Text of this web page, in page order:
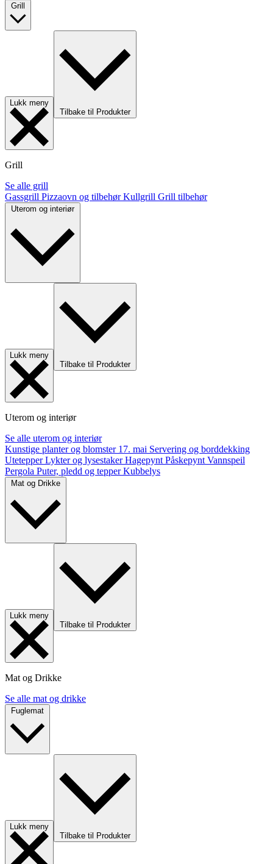
Lukk meny
Tilbake til Produkter
Grill
Se alle grill
Gassgrill Pizzaovn og tilbehørKullgrill Grill tilbehør
Uterom og interiør
Lukk meny
Tilbake til Produkter
Uterom og interiør
Se alle uterom og interiør
Kunstige planter og blomster 17. mai Servering og borddekking
UtetepperLykter og lysestakerHagepynt Påskepynt Vannspeil
Pergola Puter, pledd og tepperKubbelys
Lukk meny
Tilbake til Produkter
Mat og Drikke
Se alle mat og drikke
Lukk meny
Tilbake til Produkter